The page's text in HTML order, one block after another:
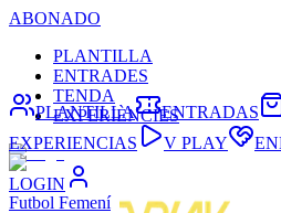
ABONADO
PLANTILLA
ENTRADES
TENDA
EXPERIÈNCIES
LOGIN
PLANTILLA ENTRADAS
EXPERIENCIAS
V PLAY
Futbol Femení